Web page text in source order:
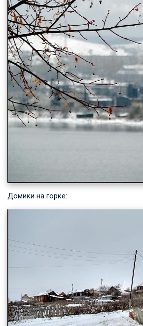
Домики на горке: